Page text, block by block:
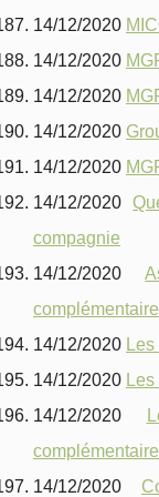
14/12/2020
14/12/2020
14/12/2020
14/12/2020
14/12/2020
14/12/2020
compagnie
14/12/2020
complémentaire
14/12/2020
14/12/2020
14/12/2020
14/12/2020